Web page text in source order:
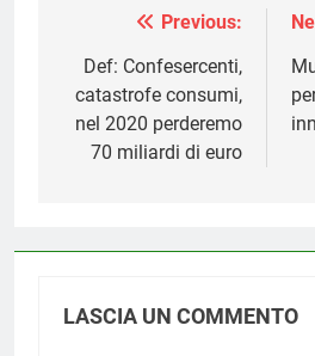
Navigazione
articoli
Previous:
Def: Confesercenti,
catastrofe consumi,
nel 2020 perderemo
70 miliardi di euro
LASCIA UN COMMENTO